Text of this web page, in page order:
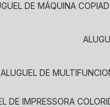
DE MÁQUINA
ALUGUEL DE
DE IMPRESSORA